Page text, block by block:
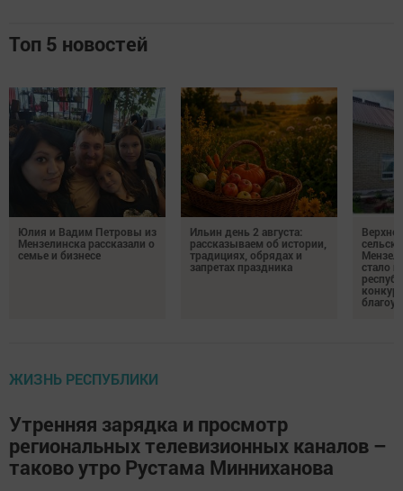
Топ 5 новостей
Юлия и Вадим Петровы из
Мензелинска рассказали о
семье и бизнесе
Ильин день 2 августа:
рассказываем об истории,
традициях, обрядах и
запретах праздника
стало
ЖИЗНЬ РЕСПУБЛИКИ
Утренняя зарядка и просмотр
региональных телевизионных каналов –
таково утро Рустама Минниханова